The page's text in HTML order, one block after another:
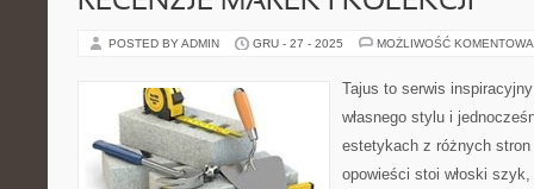
POSTED BY ADMIN GRU - 27 - 2025 MOŻLIWOŚĆ
Tajus to serwis
własnego stylu i
estetykach z różnych
opowieści stoi włoski